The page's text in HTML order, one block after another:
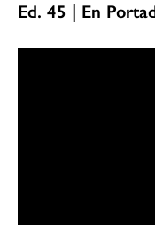
Ed. 45 | En